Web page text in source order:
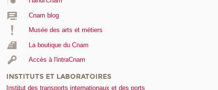
Cnam blog
Musée des arts et métiers
La boutique du Cnam
Accès à l'intraCnam
INSTITUTS ET LABORATOIRES
Institut des transports internationaux et des ports